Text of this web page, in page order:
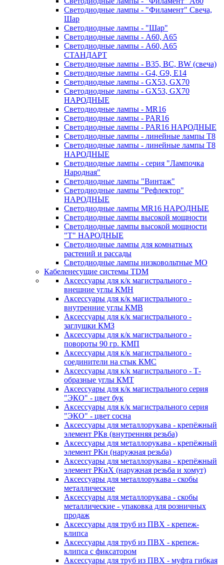
Светодиодные лампы - "Филамент" Свеча,
Шар
Светодиодные лампы - "Шар"
Светодиодные лампы - A60, A65
Светодиодные лампы - A60, A65
СТАНДАРТ
Светодиодные лампы - B35, BC, BW (свеча)
Светодиодные лампы - G4, G9, Е14
Светодиодные лампы - GX53, GX70
Светодиодные лампы - GX53, GX70
НАРОДНЫЕ
Светодиодные лампы - MR16
Светодиодные лампы - PAR16
Светодиодные лампы - PAR16 НАРОДНЫЕ
Светодиодные лампы - линейные лампы T8
Светодиодные лампы - линейные лампы T8
НАРОДНЫЕ
Светодиодные лампы - серия "Лампочка
Народная"
Светодиодные лампы "Винтаж"
Светодиодные лампы "Рефлектор"
НАРОДНЫЕ
Светодиодные лампы MR16 НАРОДНЫЕ
Светодиодные лампы высокой мощности
Светодиодные лампы высокой мощности
"Т" НАРОДНЫЕ
Светодиодные лампы для комнатных
растений и рассады
Светодиодные лампы низковольтные МО
Кабеленесущие системы TDM
Аксессуары для к/к магистрального -
внешние углы КМН
Аксессуары для к/к магистрального -
внутренние углы КМВ
Аксессуары для к/к магистрального -
заглушки КМЗ
Аксессуары для к/к магистрального -
повороты 90 гр. КМП
Аксессуары для к/к магистрального -
соединители на стык КМС
Аксессуары для к/к магистрального - Т-
образные углы КМТ
Аксессуары для к/к магистрального серия
"ЭКО" - цвет бук
Аксессуары для к/к магистрального серия
"ЭКО" - цвет сосна
Аксессуары для металлорукава - крепёжный
элемент РКв (внутренняя резьба)
Аксессуары для металлорукава - крепёжный
элемент РКн (наружная резьба)
Аксессуары для металлорукава - крепёжный
элемент РКнХ (наружная резьба и хомут)
Аксессуары для металлорукава - скобы
металлические
Аксессуары для металлорукава - скобы
металлические - упаковка для розничных
продаж
Аксессуары для труб из ПВХ - крепеж-
клипса
Аксессуары для труб из ПВХ - крепеж-
клипса с фиксатором
Аксессуары для труб из ПВХ - муфта гибкая